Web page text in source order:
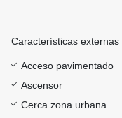
Características externas
Acceso pavimentado
Ascensor
Cerca zona urbana